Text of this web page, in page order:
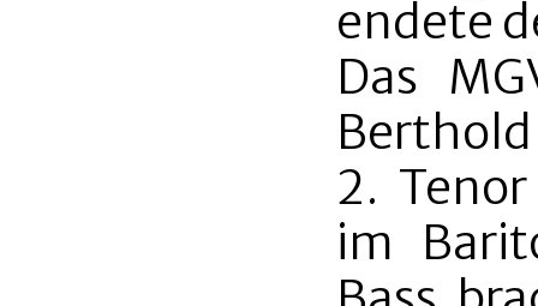
endete
Das
2.
im